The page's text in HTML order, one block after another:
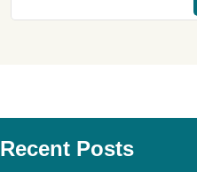
Recent Posts